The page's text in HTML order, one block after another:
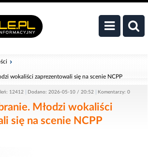
wokaliści zaprezentowali się na scenie NCPP
12412 Dodano: 2026-05-10 / 20:52 Komentarzy: 0
Młodzi wokaliści
się na scenie NCPP